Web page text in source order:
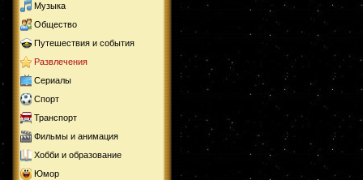
Музыка
Общество
Путешествия и события
Развлечения
Сериалы
Спорт
Транспорт
Фильмы и анимация
Хобби и образование
Юмор